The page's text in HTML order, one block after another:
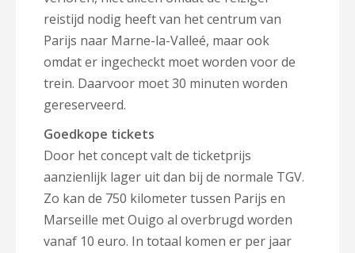
reistijd nodig heeft van het centrum van
Parijs naar Marne-la-Valleé, maar ook
omdat er ingecheckt moet worden voor de
trein. Daarvoor moet 30 minuten worden
gereserveerd.
Goedkope tickets
Door het concept valt de ticketprijs
aanzienlijk lager uit dan bij de normale TGV.
Zo kan de 750 kilometer tussen Parijs en
Marseille met Ouigo al overbrugd worden
vanaf 10 euro. In totaal komen er per jaar